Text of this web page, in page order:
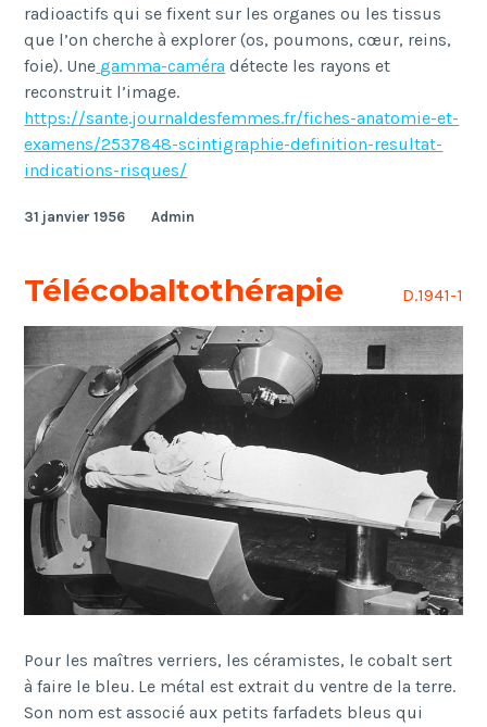
radioactifs qui se fixent sur les organes ou les tissus
que l’on chercheàexplorer (os, poumons, cœur, reins,
foie). Une gamma-caméra détecte les rayons et
reconstruit l’image.
https://sante.journaldesfemmes.fr/fiches-anatomie-et-
examens/2537848-scintigraphie-definition-resultat-
indications-risques/
31 janvier 1956 Admin
Télécobaltothérapie D.1941-1
Pour les maîtres verriers, les céramistes, le cobalt sert
àfaire le bleu. Le métal est extrait du ventre de la terre.
Son nom est associéaux petits farfadets bleus qui